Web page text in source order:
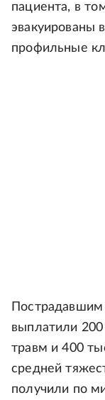
пациента, в
эвакуированы
профильные
Пострадавшим
выплатили 200
травм и 400
средней
получили по